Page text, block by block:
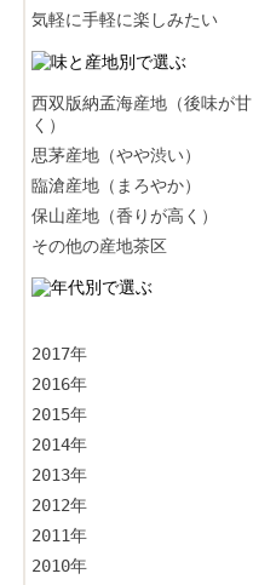
気軽に手軽に楽しみたい
西双版納孟海産地（後味が甘
く）
思茅産地（やや渋い）
臨滄産地（まろやか）
保山産地（香りが高く）
その他の産地茶区
2017年
2016年
2015年
2014年
2013年
2012年
2011年
2010年